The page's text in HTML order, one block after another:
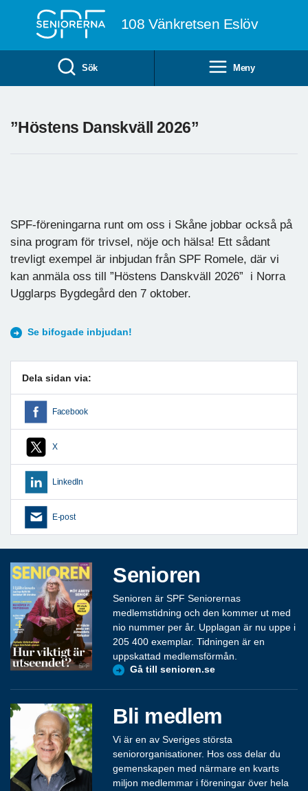
108 Vänkretsen Eslöv
Sök Meny
”Höstens Danskväll 2026”
SPF-föreningarna runt om oss i Skåne jobbar också på
sina program för trivsel, nöje och hälsa! Ett sådant
trevligt exempel är inbjudan från SPF Romele, där vi
kan anmäla oss till ”Höstens Danskväll 2026” i Norra
Ugglarps Bygdegård den 7 oktober.
Se bifogade inbjudan!
Dela sidan via:
Facebook
X
LinkedIn
E-post
Senioren
Senioren är SPF Seniorernas
medlemstidning och den kommer ut med
nio nummer per år. Upplagan är nu uppe i
205 400 exemplar. Tidningen är en
uppskattad medlemsförmån.
Gå till senioren.se
Bli medlem
Vi är en av Sveriges största
seniororganisationer. Hos oss delar du
gemenskapen med närmare en kvarts
miljon medlemmar i föreningar över hela